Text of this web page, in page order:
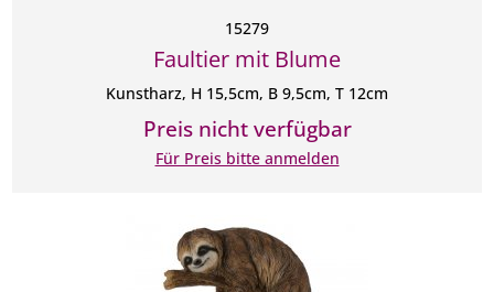
15279
Faultier mit Blume
Kunstharz, H 15,5cm, B 9,5cm, T 12cm
Preis nicht verfügbar
Für Preis bitte anmelden